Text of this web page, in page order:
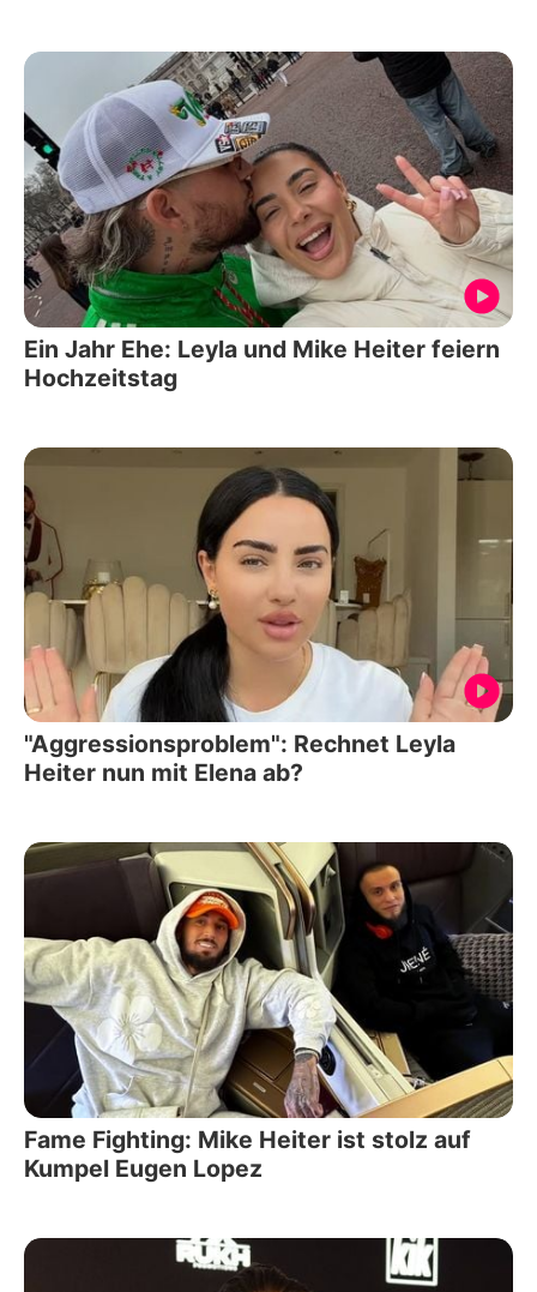
Ein Jahr Ehe: Leyla und Mike Heiter feiern
Hochzeitstag
"Aggressionsproblem": Rechnet Leyla
Heiter nun mit Elena ab?
Fame Fighting: Mike Heiter ist stolz auf
Kumpel Eugen Lopez